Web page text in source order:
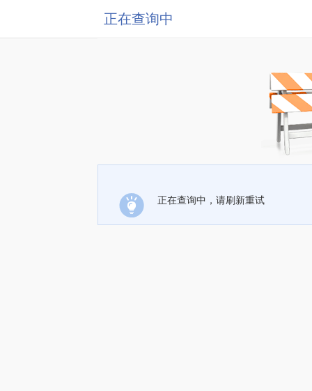
正在查询中
正在查询中，请刷新重试